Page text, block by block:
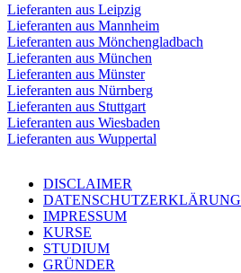
Lieferanten aus Leipzig
Lieferanten aus Mannheim
Lieferanten aus Mönchengladbach
Lieferanten aus München
Lieferanten aus Münster
Lieferanten aus Nürnberg
Lieferanten aus Stuttgart
Lieferanten aus Wiesbaden
Lieferanten aus Wuppertal
DISCLAIMER
DATENSCHUTZERKLÄRUNG
IMPRESSUM
KURSE
STUDIUM
GRÜNDER